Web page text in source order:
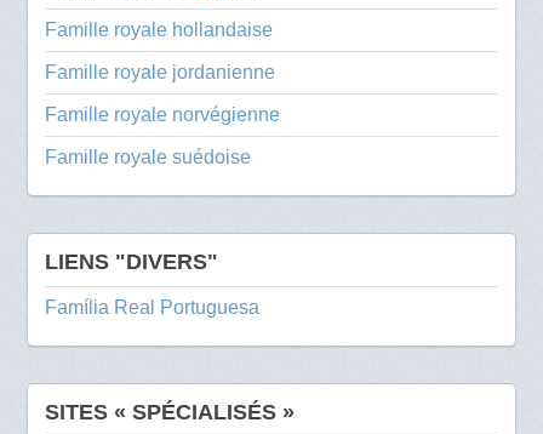
Famille royale hollandaise
Famille royale jordanienne
Famille royale norvégienne
Famille royale suédoise
LIENS "DIVERS"
Família Real Portuguesa
SITES « SPÉCIALISÉS »